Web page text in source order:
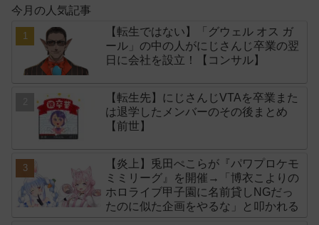
今月の人気記事
【転生ではない】「グウェル オス ガ
ール」の中の人がにじさんじ卒業の翌
日に会社を設立！【コンサル】
【転生先】にじさんじVTAを卒業また
は退学したメンバーのその後まとめ
【前世】
【炎上】兎田ぺこらが『パワプロケモ
ミミリーグ』を開催→「博衣こよりの
ホロライブ甲子園に名前貸しNGだっ
たのに似た企画をやるな」と叩かれる